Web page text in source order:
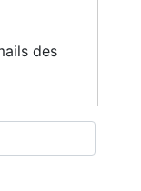
des